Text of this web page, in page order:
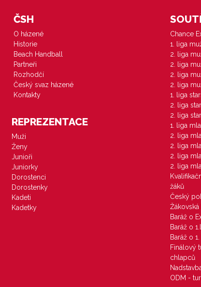
ČSH
O házené
Historie
Beach Handball
Partneři
Rozhodčí
Český svaz házené
Kontakty
REPREZENTACE
Muži
Ženy
Junioři
Juniorky
Dorostenci
Dorostenky
Kadeti
Kadetky
Chance
1. liga
2. liga
2. liga
2. liga
2. liga
1. liga
2. liga
2. liga
1. liga
2. liga
2. liga
2. liga
2. liga
žáků
Český
Baráž o
Baráž o
Baráž o
Finálový
chlapců
ODM -